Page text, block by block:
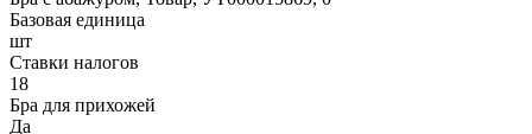
Базовая единица
шт
Ставки налогов
18
Бра для прихожей
Да